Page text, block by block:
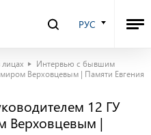
РУС
Интервью с бывшим
Верховцевым | Памяти Евгения
12 ГУ
Верховцевым |